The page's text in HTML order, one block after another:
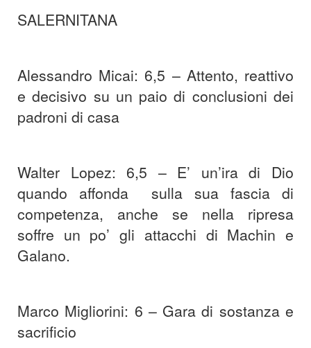
SALERNITANA
Alessandro Micai: 6,5 – Attento, reattivo
e decisivo su un paio di conclusioni dei
padroni di casa
Walter Lopez: 6,5 – E’ un’ira di Dio
quando affonda sulla sua fascia di
competenza, anche se nella ripresa
soffre un po’ gli attacchi di Machin e
Galano.
Marco Migliorini: 6 – Gara di sostanza e
sacrificio